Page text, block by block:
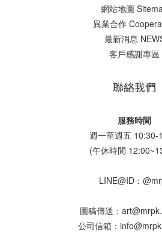
網站地圖
異業合作
最新消息
客戶感謝專區
聯絡我們
服務時間
週一至週五 10:30-
(午休時間
LINE@ID：
圖稿傳送：
公司信箱：